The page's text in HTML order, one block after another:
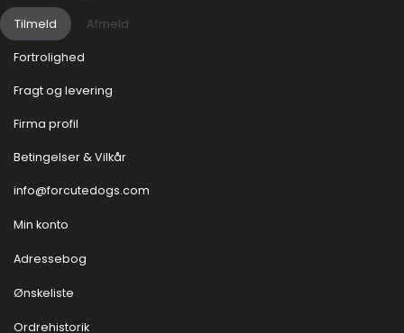
Tilmeld Afmeld
Fortrolighed
Fragt og levering
Firma profil
Betingelser & Vilkår
info@forcutedogs.com
Min konto
Adressebog
Ønskeliste
Ordrehistorik